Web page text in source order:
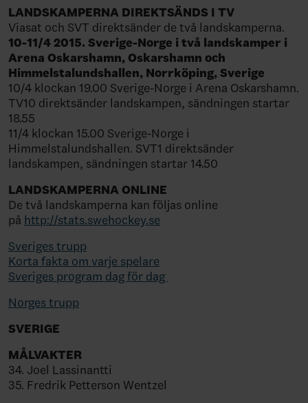
LANDSKAMPERNA DIREKTSÄNDS I TV
Viasat och SVT direktsänder de två landskamperna.
10-11/4 2015. Sverige-Norge i två landskamper i
Arena Oskarshamn, Oskarshamn och
Himmelstalundshallen, Norrköping, Sverige
10/4 klockan 19.00 Sverige-Norge i Arena Oskarshamn.
TV10 direktsänder landskampen, sändningen startar
18.55
11/4 klockan 15.00 Sverige-Norge i
Himmelstalundshallen. SVT1 direktsänder
landskampen, sändningen startar 14.50
LANDSKAMPERNA ONLINE
De två landskamperna kan följas online
på http://stats.swehockey.se
Sveriges trupp
Korta fakta om varje spelare
Sveriges program dag för dag
Norges trupp
SVERIGE
MÅLVAKTER
34. Joel Lassinantti
35. Fredrik Petterson Wentzel